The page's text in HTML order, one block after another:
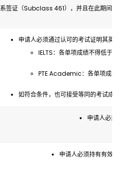
系签证（Subclass 461），并且在此期间至
申请人必须通过认可的考试证明其英语
IELTS：各单项成绩不得低于 6
PTE Academic：各单项成绩
如符合条件，也可接受等同的考试成
申请人必须
申请人必须持有有效